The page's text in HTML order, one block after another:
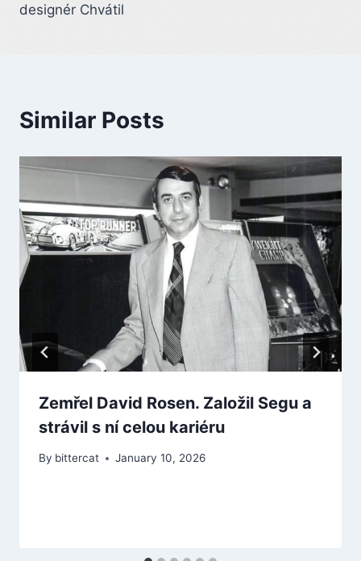
designér Chvátil
Similar Posts
Zemřel David Rosen. Založil Segu a
strávil s ní celou kariéru
By bittercat January 10, 2026